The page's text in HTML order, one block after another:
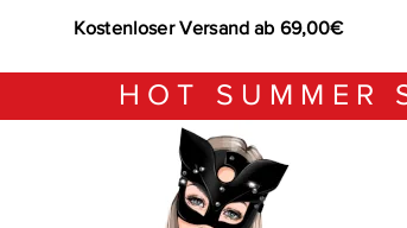
Kostenloser Versand ab 69,00€
HOT SUMMER